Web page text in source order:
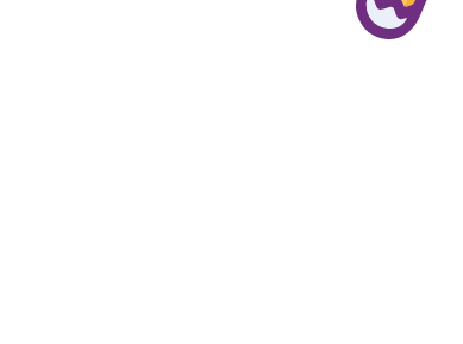
© provaprodottigratis.it 2023 | All Rights Reserved.